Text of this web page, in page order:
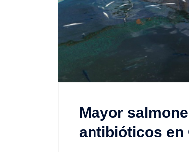
Mayor
antibióticos en